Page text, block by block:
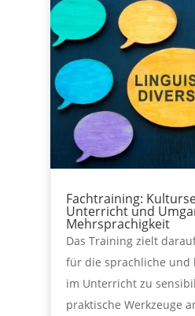
Fachtraining:
Unterricht und
Mehrsprachigkeit
Das Training zielt
für die sprachliche und
im Unterricht zu
praktische Werkzeuge